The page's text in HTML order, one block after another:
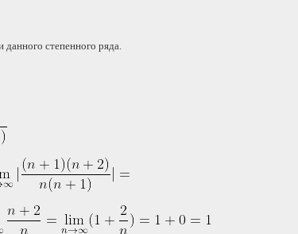
степенного ряда.